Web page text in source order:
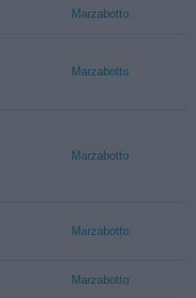
Marzabotto
Marzabotto
Marzabotto
Marzabotto
Marzabotto